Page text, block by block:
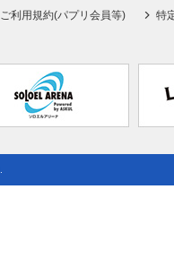
ご利用規約(パプリ会員等) 特